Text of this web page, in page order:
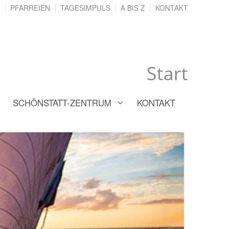
PFARREIEN TAGESIMPULS A BIS Z KONTAKT
Start
SCHÖNSTATT-ZENTRUM KONTAKT